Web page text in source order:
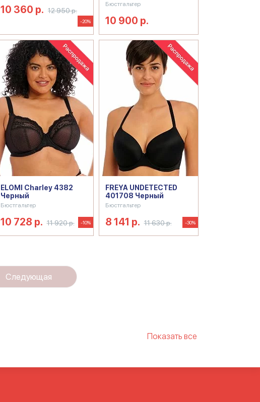
10 360 р. 12 950 р.
-20%
Бюстгальтер
10 900 р.
ELOMI Charley 4382
Черный
Бюстгальтер
10 728 р. 11 920 р. -10%
FREYA UNDETECTED
401708 Черный
Бюстгальтер
8 141 р. 11 630 р. -30%
Следующая
Показать все